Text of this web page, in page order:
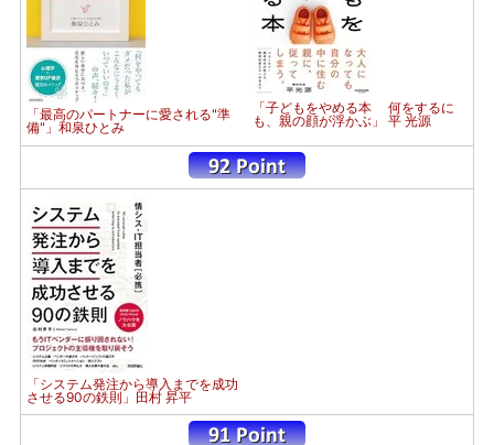
「最高のパートナーに愛される"準
備"」和泉ひとみ
「子どもをやめる本 何をするに
も、親の顔が浮かぶ」 平 光源
「システム発注から導入までを成功
させる90の鉄則」田村 昇平